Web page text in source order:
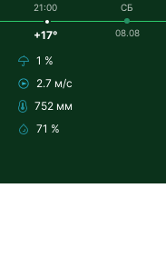
21:00
+17°
1 %
2.7 м/с
752 мм
71 %
СБ
08.08